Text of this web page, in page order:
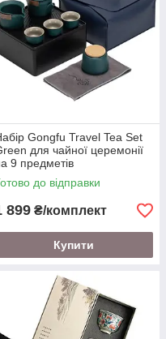
Gongfu Travel Tea Set
для чайної церемонії
9 предметів
до відправки
899 ₴/комплект
Купити